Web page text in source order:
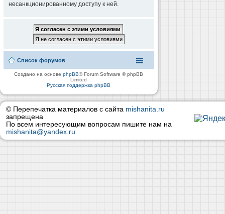
несанкционированному доступу к ней.
Список форумов
Создано на основеphpBB® Forum Software © phpBB
Limited
Русская поддержка phpBB
© Перепечатка материалов с сайта mishanita.ru
запрещена
По всем интересующим вопросам пишите нам на
mishanita@yandex.ru